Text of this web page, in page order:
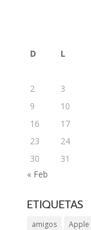
D L
2
3
9
10
16
17
23
24
30
31
« Feb
ETIQUETAS
amigos Apple